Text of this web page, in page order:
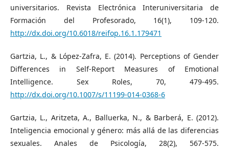
universitarios. Revista Electrónica Interuniversitaria de
Formación del Profesorado, 16(1), 109-120.
http://dx.doi.org/10.6018/reifop.16.1.179471
Gartzia, L., & López-Zafra, E. (2014). Perceptions of Gender
Differences in Self-Report Measures of Emotional
Intelligence. Sex Roles, 70, 479-495.
http://dx.doi.org/10.1007/s/11199-014-0368-6
Gartzia, L., Aritzeta, A., Balluerka, N., & Barberá, E. (2012).
Inteligencia emocional y género: más allá de las diferencias
sexuales. Anales de Psicología, 28(2), 567-575.